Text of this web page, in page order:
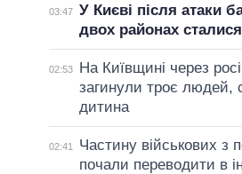
03:47 У Києві після атаки
двох районах
02:53
На Київщині через
загинули троє людей,
дитина
02:41
Частину військових з
почали переводити в